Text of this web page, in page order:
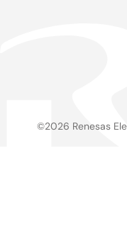
©2026 Renesas